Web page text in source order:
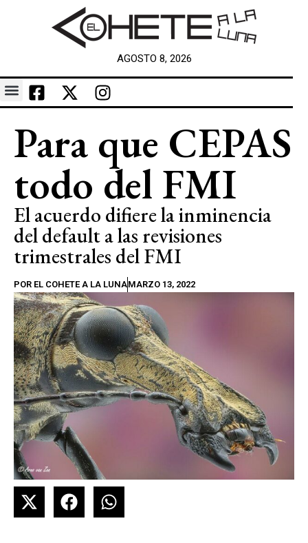
AGOSTO 8, 2026
Para que CEPAS
todo del FMI
El acuerdo difiere la inminencia
del default a las revisiones
trimestrales del FMI
POR EL COHETE A LA LUNAMARZO 13, 2022